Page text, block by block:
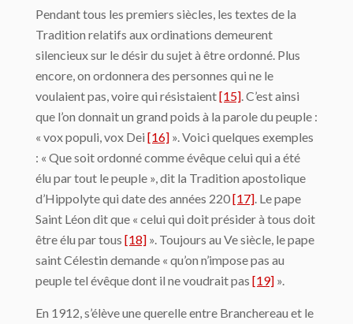
Pendant tous les premiers siècles, les textes de la
Tradition relatifs aux ordinations demeurent
silencieux sur le désir du sujet à être ordonné. Plus
encore, on ordonnera des personnes qui ne le
voulaient pas, voire qui résistaient[15] . C’est ainsi
que l’on donnait un grand poids à la parole du peuple :
« vox populi, vox Dei [16] ». Voici quelques exemples
: « Que soit ordonné comme évêque celui qui a été
élu par tout le peuple », dit la Tradition apostolique
d’Hippolyte qui date des années 220[17] . Le pape
Saint Léon dit que « celui qui doit présider à tous doit
être élu par tous [18] ». Toujours au Ve siècle, le pape
saint Célestin demande « qu’on n’impose pas au
peuple tel évêque dont il ne voudrait pas [19] ».
En 1912, s’élève une querelle entre Branchereau et le